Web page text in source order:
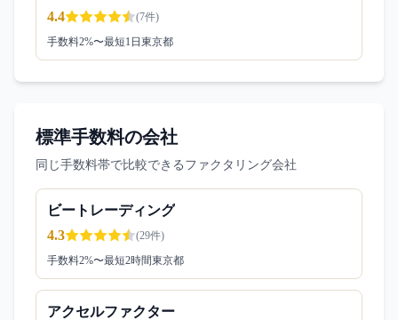
4.4 (7件)
手数料2%〜最短1日 東京都
標準手数料の会社
同じ手数料帯で比較できるファクタリング会社
ビートレーディング
4.3
(29件)
手数料2%〜最短2時間東京都
アクセルファクター